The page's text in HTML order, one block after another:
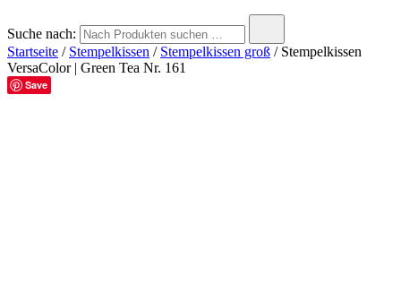
Suche nach:
Startseite / Stempelkissen / Stempelkissen groß / Stempelkissen
VersaColor | Green Tea Nr. 161
Save